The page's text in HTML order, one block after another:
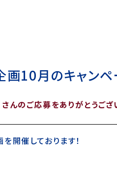
10月のキャンペ
んのご応募をありがとうござ
開催しております！